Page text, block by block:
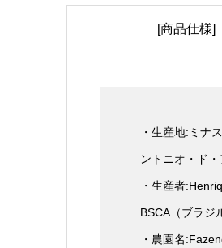
[商品仕様]
・生産地:ミナ
ントニオ・ド
・生産者
BSCA（ブラジ
・農園名